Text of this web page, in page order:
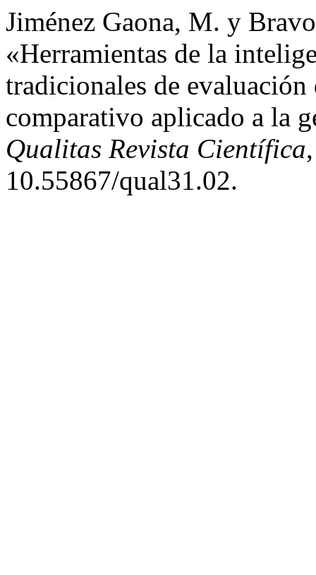
Jiménez Gaona, M. y
«Herramientas de la
tradicionales de
comparativo aplicado a la
Qualitas Revista Científica
10.55867/qual31.02.